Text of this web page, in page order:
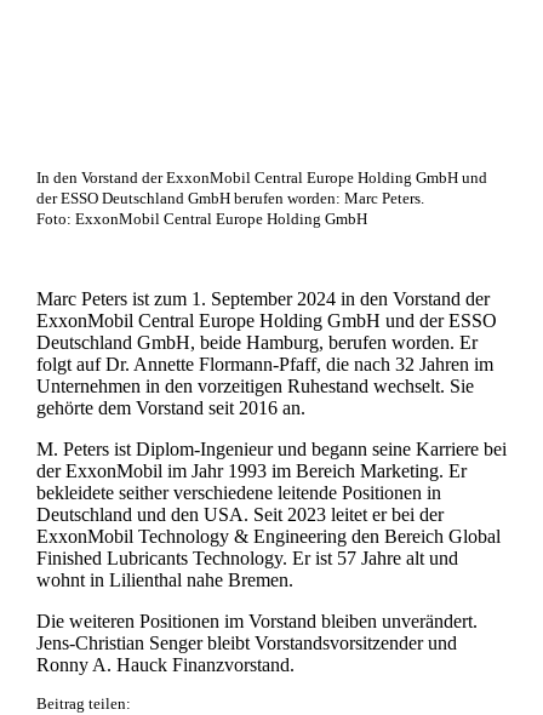
In den Vorstand der ExxonMobil Central Europe Holding GmbH und
der ESSO Deutschland GmbH berufen worden: Marc Peters.
Foto: ExxonMobil Central Europe Holding GmbH
Marc Peters ist zum 1. September 2024 in den Vorstand der
ExxonMobil Central Europe Holding GmbH und der ESSO
Deutschland GmbH, beide Hamburg, berufen worden. Er
folgt auf Dr. Annette Flormann-Pfaff, die nach 32 Jahren im
Unternehmen in den vorzeitigen Ruhestand wechselt. Sie
gehörte dem Vorstand seit 2016 an.
M. Peters ist Diplom-Ingenieur und begann seine Karriere bei
der ExxonMobil im Jahr 1993 im Bereich Marketing. Er
bekleidete seither verschiedene leitende Positionen in
Deutschland und den USA. Seit 2023 leitet er bei der
ExxonMobil Technology & Engineering den Bereich Global
Finished Lubricants Technology. Er ist 57 Jahre alt und
wohnt in Lilienthal nahe Bremen.
Die weiteren Positionen im Vorstand bleiben unverändert.
Jens-Christian Senger bleibt Vorstandsvorsitzender und
Ronny A. Hauck Finanzvorstand.
Beitrag teilen: